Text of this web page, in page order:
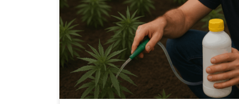
profesjonalnych hodowców i pasjonatów
znaleźć preparaty cukrowe, a doświadczeni
budowaniu większych plonów i lepszej jakości
faktycznie działa? I jak stosować węglowodany, by
szkody? Ten […]